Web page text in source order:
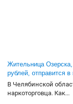
Жительница
рублей, отправится
В Челябинской
наркоторговца. Как...